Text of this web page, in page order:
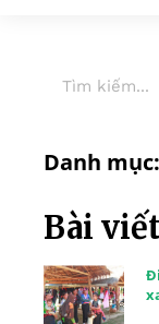
Danh mục:
Bài